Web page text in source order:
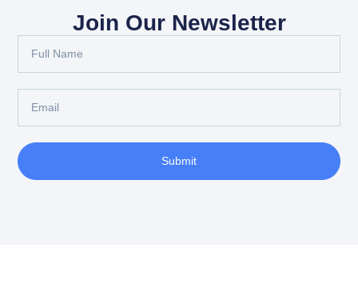
Join Our Newsletter
Submit